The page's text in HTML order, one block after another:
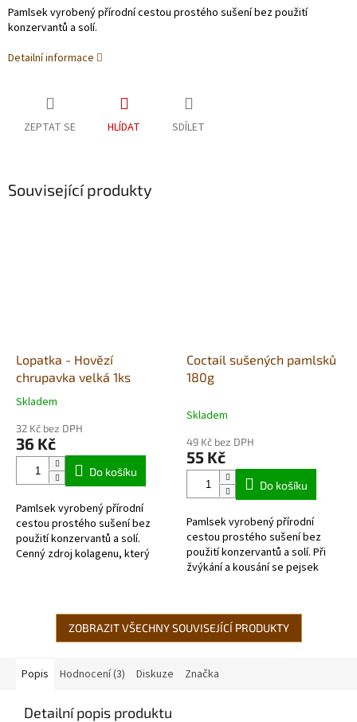
Pamlsek vyrobený přírodní cestou prostého sušení bez použití
konzervantů a solí.
Detailní informace
ZEPTAT SE HLÍDAT SDÍLET
Související produkty
Lopatka - Hovězí
chrupavka velká 1ks
Průměrné
produktu
je
hvězdiček.
Skladem
32 Kč bez DPH
36 Kč
Do košíku
Pamlsek vyrobený přírodní
cestou prostého sušení bez
použití konzervantů a solí.
Cenný zdroj kolagenu, který
Coctail sušených pamlsků
180g
Skladem
49 Kč bez DPH
55 Kč
Do košíku
Pamlsek vyrobený přírodní
cestou prostého sušení bez
použití konzervantů a solí. Při
žvýkání a kousání se pejsek
ZOBRAZIT VŠECHNY SOUVISEJÍCÍ PRODUKTY
Popis Hodnocení (3) Diskuze Značka
Detailní popis produktu